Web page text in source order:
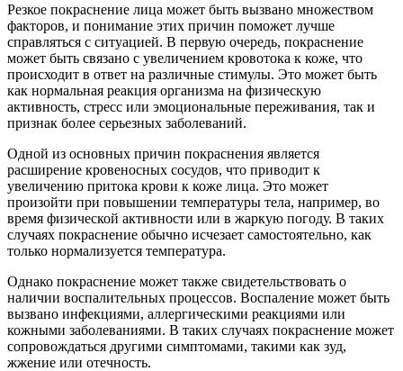
Резкое покраснение лица может быть вызвано множеством
факторов, и понимание этих причин поможет лучше
справляться с ситуацией. В первую очередь, покраснение
может быть связано с увеличением кровотока к коже, что
происходит в ответ на различные стимулы. Это может быть
как нормальная реакция организма на физическую
активность, стресс или эмоциональные переживания, так и
признак более серьезных заболеваний.
Одной из основных причин покраснения является
расширение кровеносных сосудов, что приводит к
увеличению притока крови к коже лица. Это может
произойти при повышении температуры тела, например, во
время физической активности или в жаркую погоду. В таких
случаях покраснение обычно исчезает самостоятельно, как
только нормализуется температура.
Однако покраснение может также свидетельствовать о
наличии воспалительных процессов. Воспаление может быть
вызвано инфекциями, аллергическими реакциями или
кожными заболеваниями. В таких случаях покраснение может
сопровождаться другими симптомами, такими как зуд,
жжение или отечность.